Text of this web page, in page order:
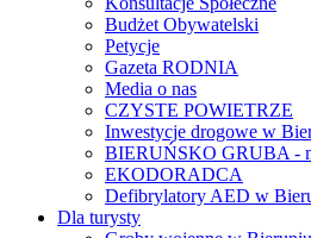
Budżet Obywatelski
Petycje
Gazeta RODNIA
Media o nas
CZYSTE POWIETRZE
Inwestycje drogowe w
BIERUŃSKO GRUBA -
EKODORADCA
Defibrylatory AED w
Dla turysty